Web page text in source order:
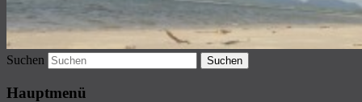
Suchen
Hauptmenü